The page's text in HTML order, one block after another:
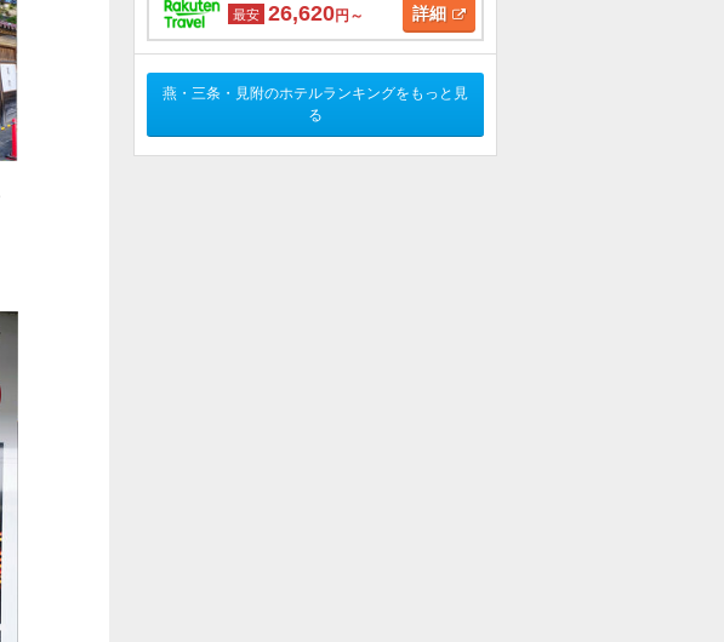
最安 26,620円～ 詳細
燕・三条・見附のホテルランキングをもっと見
る